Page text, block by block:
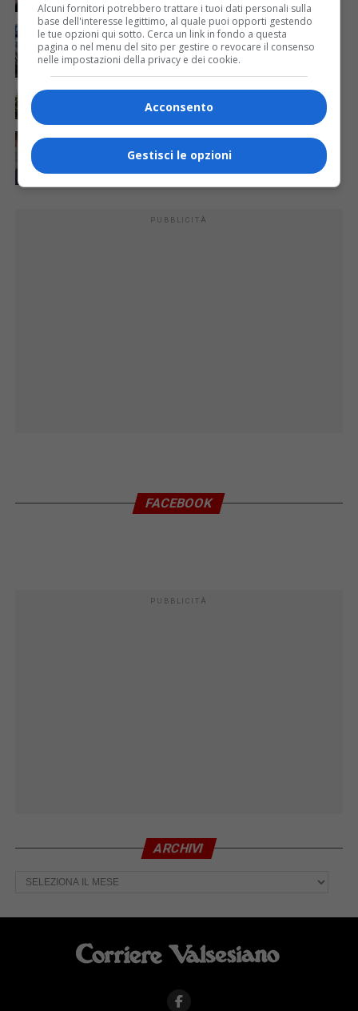
ATTUALITÀ 6 giorni fa
Domenica inaugurazione del Calice Gigante n. 10 a
Lozzolo
La salute si costruisce un passo alla volta
ATTUALITÀ 5 giorni fa
Auguri alla centenaria Piera Rosa Taddia
PUBBLICITÀ
FACEBOOK
PUBBLICITÀ
ARCHIVI
Archivi
Alcuni fornitori potrebbero trattare i tuoi dati personali sulla
base dell'interesse legittimo, al quale puoi opporti gestendo
le tue opzioni qui sotto. Cerca un link in fondo a questa
pagina o nel menu del sito per gestire o revocare il consenso
nelle impostazioni della privacy e dei cookie.
Acconsento
Gestisci le opzioni